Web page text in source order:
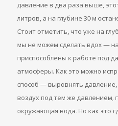
давление в два раза выше,
литров, а на глубине 30 м
Стоит отметить, что уже на
мы не можем сделать вдох —
приспособлены к работе под
атмосферы. Как это можно
способ — выровнять
воздух под тем же давлением,
окружающая вода. Но как это